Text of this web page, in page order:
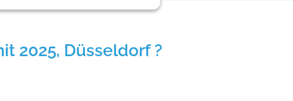
2025, Düsseldorf ?